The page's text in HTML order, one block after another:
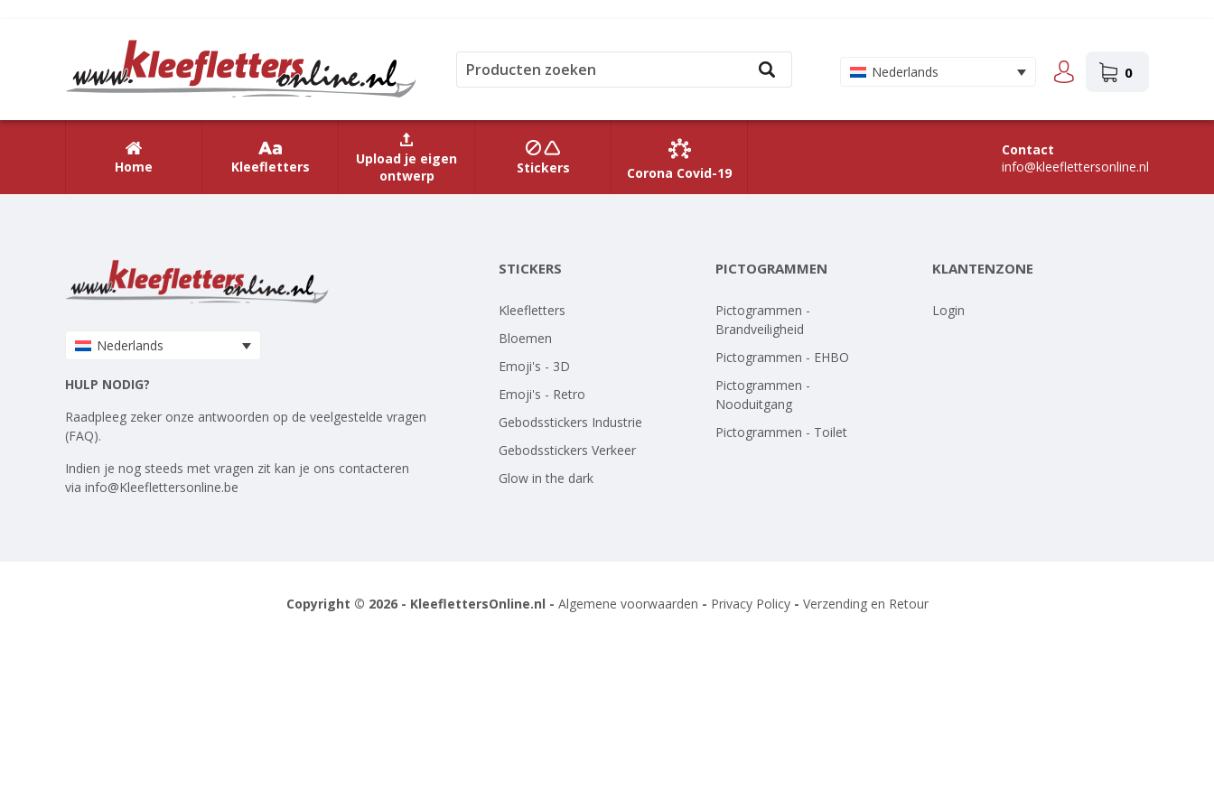
Nederlands 0
Home Kleefletters
Upload je eigen
ontwerp
Stickers Corona Covid-19
Contact
info@kleeflettersonline.nl
Nederlands
HULP NODIG?
Raadpleeg zeker onze antwoorden op de veelgestelde vragen
(FAQ).
Indien je nog steeds met vragen zit kan je ons contacteren
via info@Kleeflettersonline.be
STICKERS
Kleefletters
Bloemen
Emoji's - 3D
Emoji's - Retro
Gebodsstickers Industrie
Gebodsstickers Verkeer
Glow in the dark
PICTOGRAMMEN
Pictogrammen -
Brandveiligheid
Pictogrammen - EHBO
Pictogrammen -
Nooduitgang
Pictogrammen - Toilet
KLANTENZONE
Login
Copyright © 2026 - KleeflettersOnline.nl - Algemene voorwaarden - Privacy Policy- Verzending en Retour